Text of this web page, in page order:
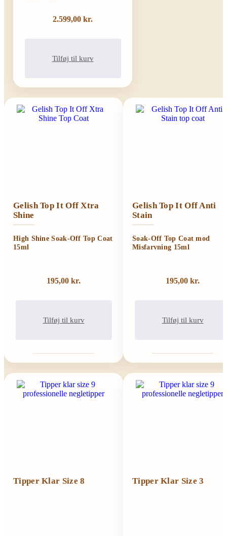
2.599,00 kr.
Tilføj til kurv
Gelish Top It Off Xtra
Shine
High Shine Soak-Off Top Coat
15ml
195,00 kr.
Tilføj til kurv
Gelish Top It Off Anti
Stain
Soak-Off Top Coat mod
Misfarvning 15ml
195,00 kr.
Tilføj til kurv
Tipper Klar Size 8 Tipper Klar Size 3